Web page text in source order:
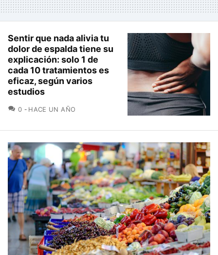
Sentir que nada alivia tu
dolor de espalda tiene su
explicación: solo 1 de
cada 10 tratamientos es
eficaz, según varios
estudios
0 COMENTARIOS
HACE UN AÑO